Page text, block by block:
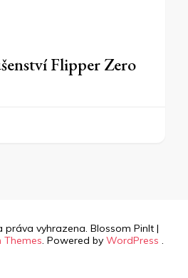
Flipper Zero
práva vyhrazena. Blossom PinIt |
Themes. Powered by WordPress .